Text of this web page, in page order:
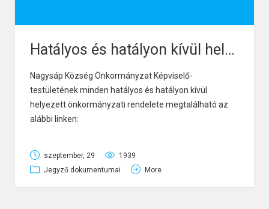
Hatályos és hatályon kívül helyezett önkormányzati rendeletek
Nagysáp Község Önkormányzat Képviselő-
testületének minden hatályos és hatályon kívül
helyezett önkormányzati rendelete megtalálható az
alábbi linken:
szeptember, 29
1939
Jegyző dokumentumai
More